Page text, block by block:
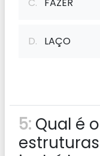
D. LAÇO
5: Qual é